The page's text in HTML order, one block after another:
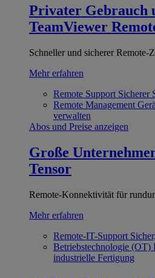
Privater Gebrauch
TeamViewer
Schneller und sicherer
Mehr erfahren
Remote Support Sicherer
Remote Management
verwalten
Abos und Preise anzeigen
Große
Tensor
Remote-Konnektivität für
Mehr erfahren
Remote-IT-Support
Betriebstechnologie (OT)
industrielle Fertigung